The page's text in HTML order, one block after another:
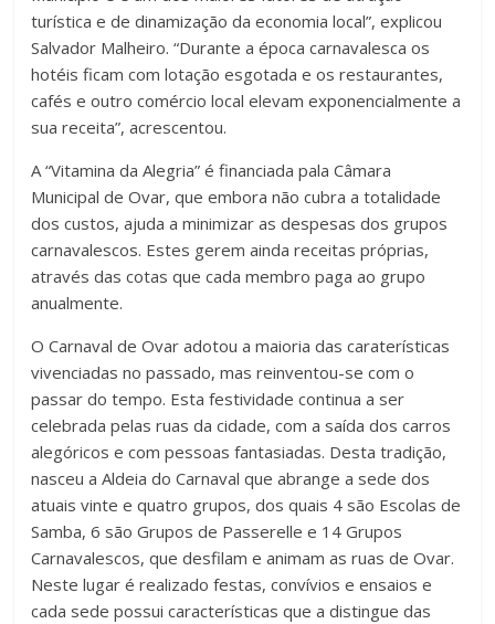
turística e de dinamização da economia local”, explicou
Salvador Malheiro. “Durante a época carnavalesca os
hotéis ficam com lotação esgotada e os restaurantes,
cafés e outro comércio local elevam exponencialmente a
sua receita”, acrescentou.
A “Vitamina da Alegria” é financiada pala Câmara
Municipal de Ovar, que embora não cubra a totalidade
dos custos, ajuda a minimizar as despesas dos grupos
carnavalescos. Estes gerem ainda receitas próprias,
através das cotas que cada membro paga ao grupo
anualmente.
O Carnaval de Ovar adotou a maioria das caraterísticas
vivenciadas no passado, mas reinventou-se com o
passar do tempo. Esta festividade continua a ser
celebrada pelas ruas da cidade, com a saída dos carros
alegóricos e com pessoas fantasiadas. Desta tradição,
nasceu a Aldeia do Carnaval que abrange a sede dos
atuais vinte e quatro grupos, dos quais 4 são Escolas de
Samba, 6 são Grupos de Passerelle e 14 Grupos
Carnavalescos, que desfilam e animam as ruas de Ovar.
Neste lugar é realizado festas, convívios e ensaios e
cada sede possui características que a distingue das